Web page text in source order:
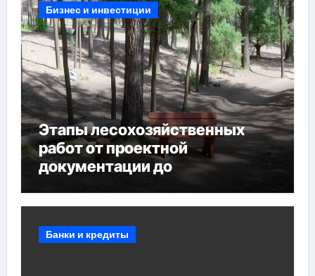
Бизнес и инвестиции
Этапы лесохозяйственных
работ от проектной
документации до
мероприятий и обустройства
Банки и кредиты